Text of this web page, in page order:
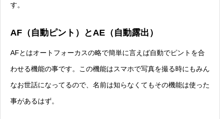
す。
AF（自動ピント）とAE（自動露出）
AFとはオートフォーカスの略で簡単に言えば自動でピントを合
わせる機能の事です。この機能はスマホで写真を撮る時にもみん
なお世話になってるので、名前は知らなくてもその機能は使った
事があるはず。